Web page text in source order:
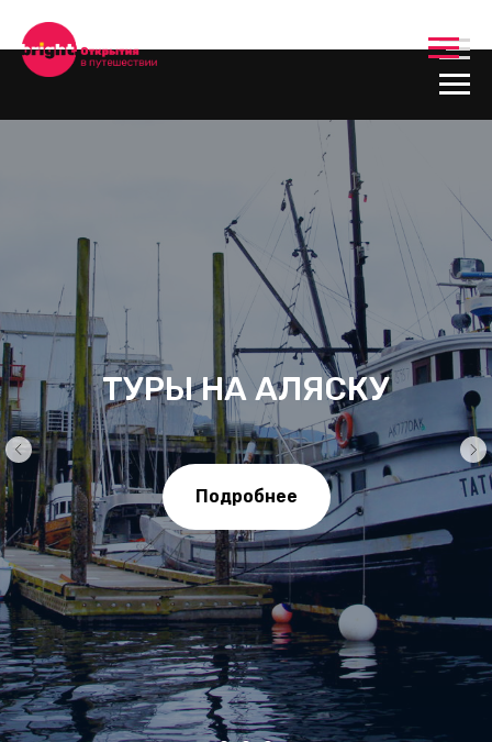
ТУРЫ НА АЛЯСКУ
Подробнее